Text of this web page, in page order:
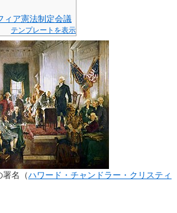
ィア憲法制定会議
テンプレートを表示
署名（ハワード・チャンドラー・クリスティ